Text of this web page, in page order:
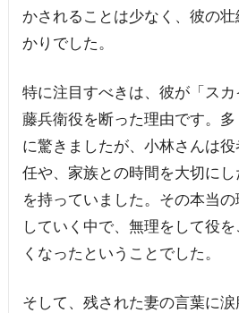
かされることは少なく、彼の
かりでした。
特に注目すべきは、彼が「ス
藤兵衛役を断った理由です。
に驚きましたが、小林さんは
任や、家族との時間を大切に
を持っていました。その本当
していく中で、無理をして役
くなったということでした。
そして、残された妻の言葉に